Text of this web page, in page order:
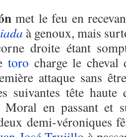
met le feu en
à genoux, mais
droite étant
toro charge le
attaque sans
suivantes tête
Moral en passant et
demi-véroniques